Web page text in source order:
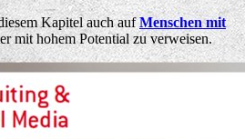
Kapitel auch aufMenschen mit
mit hohem Potential zu verweisen.